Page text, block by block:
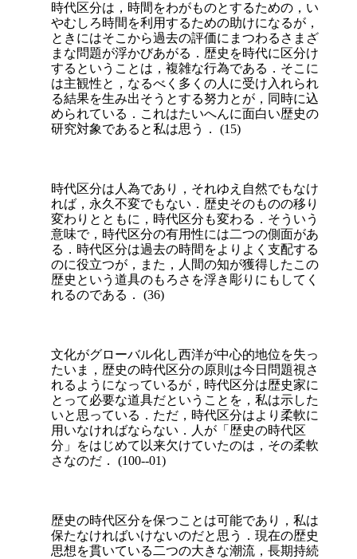
時代区分は，時間をわがものとするための，い
やむしろ時間を利用するための助けになるが，
ときにはそこから過去の評価にまつわるさまざ
まな問題が浮かびあがる．歴史を時代に区分け
するということは，複雑な行為である．そこに
は主観性と，なるべく多くの人に受け入れられ
る結果を生み出そうとする努力とが，同時に込
められている．これはたいへんに面白い歴史の
研究対象であると私は思う． (15)
時代区分は人為であり，それゆえ自然でもなけ
れば，永久不変でもない．歴史そのものの移り
変わりとともに，時代区分も変わる．そういう
意味で，時代区分の有用性には二つの側面があ
る．時代区分は過去の時間をよりよく支配する
のに役立つが，また，人間の知が獲得したこの
歴史という道具のもろさを浮き彫りにもしてく
れるのである． (36)
文化がグローバル化し西洋が中心的地位を失っ
たいま，歴史の時代区分の原則は今日問題視さ
れるようになっているが，時代区分は歴史家に
とって必要な道具だということを，私は示した
いと思っている．ただ，時代区分はより柔軟に
用いなければならない．人が「歴史の時代区
分」をはじめて以来欠けていたのは，その柔軟
さなのだ． (100--01)
歴史の時代区分を保つことは可能であり，私は
保たなければいけないのだと思う．現在の歴史
思想を貫いている二つの大きな潮流，長期持続